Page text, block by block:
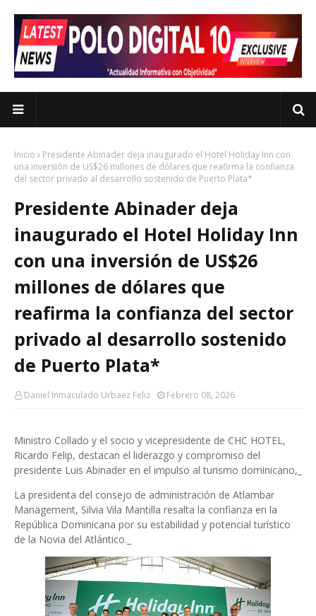
Inicio
Presidente Abinader deja inaugurado el Hotel Holiday Inn con
una inversión de US$26 millones de dólares que reafirma la confianza
del sector privado al desarrollo sostenido de Puerto Plata*
Presidente Abinader deja
inaugurado el Hotel Holiday Inn
con una inversión de US$26
millones de dólares que
reafirma la confianza del sector
privado al desarrollo sostenido
de Puerto Plata*
Daniel Inmaculado Urbaez Feliz Febrero 08, 2026
Ministro Collado y el socio y vicepresidente de CHC HOTEL,
Ricardo Felip, destacan el liderazgo y compromiso del
presidente Luis Abinader en el impulso al turismo dominicano,_
La presidenta del consejo de administración de Atlambar
Management, Silvia Vila Mantilla resalta la confianza en la
República Dominicana por su estabilidad y potencial turístico
de la Novia del Atlántico._